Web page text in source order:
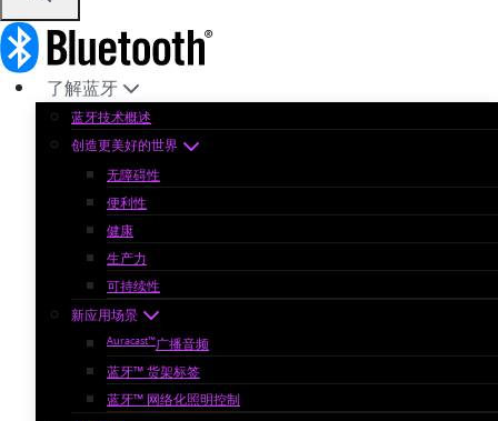
了解蓝牙
蓝牙技术概述
创造更美好的世界
无障碍性
便利性
健康
生产力
可持续性
新应用场景
Auracast™广播音频
蓝牙™ 货架标签
蓝牙™ 网络化照明控制